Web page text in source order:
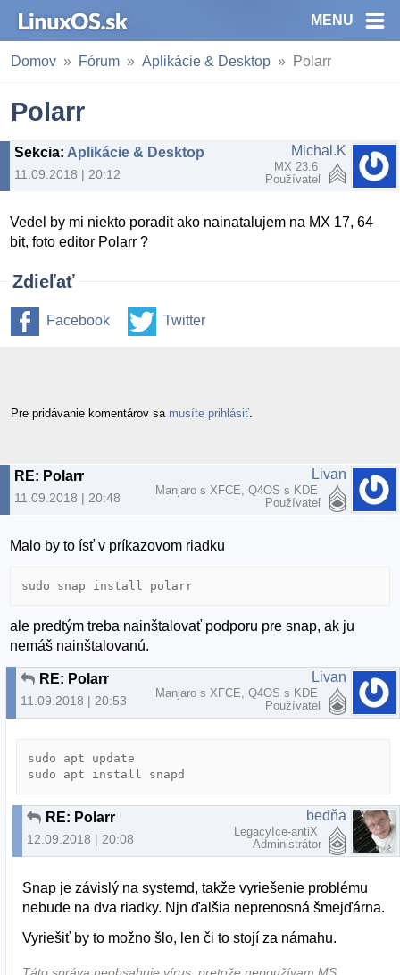
MENU
Domov Fórum Aplikácie & Desktop Polarr
Polarr
Sekcia: Aplikácie & Desktop
11.09.2018 | 20:12
Michal.K
MX 23.6
Používateľ
Vedel by mi niekto poradit ako nainatalujem na MX 17, 64
bit, foto editor Polarr ?
Zdieľať
Facebook Twitter
Pre pridávanie komentárov sa musíte prihlásiť
RE: Polarr
11.09.2018 | 20:48
Livan
Manjaro s XFCE, Q4OS s KDE
Používateľ
Malo by to ísť v príkazovom riadku
sudo snap install polarr
ale predtým treba nainštalovať podporu pre snap, ak ju
nemáš nainštalovanú.
RE: Polarr
11.09.2018 | 20:53
Livan
Manjaro s XFCE, Q4OS s KDE
Používateľ
sudo apt update
sudo apt install snapd
RE: Polarr
12.09.2018 | 20:08
bedňa
LegacyIce-antiX
Administrátor
Snap je závislý na systemd, takže vyriešenie problému
nebude na dva riadky. Njn ďalšia neprenosná šmejďárna.
Vyriešiť by to možno šlo, len či to stojí za námahu.